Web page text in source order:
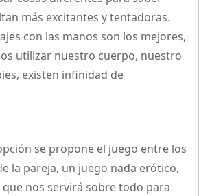
más excitantes y tentadoras.
con las manos son los mejores,
utilizar nuestro cuerpo, nuestro
existen infinidad de
se propone el juego entre los
la pareja, un juego nada erótico,
nos servirá sobre todo para